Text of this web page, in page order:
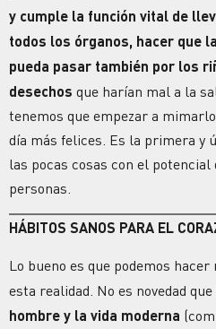
y cumple la función vital de
todos los órganos, hacer que
pueda pasar también por los
desechos que harían mal a la
tenemos que empezar a
día más felices. Es la primera y
las pocas cosas con el
personas.
HÁBITOS SANOS PARA EL
Lo bueno es que podemos
esta realidad. No es novedad que
hombre y la vida moderna